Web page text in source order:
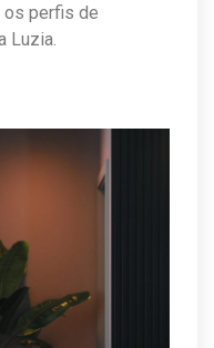
perfis de
Luzia.